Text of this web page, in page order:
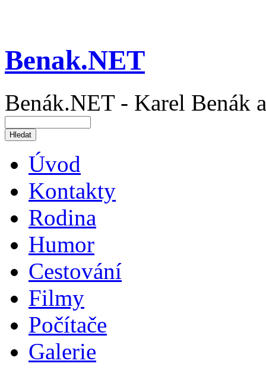
Benak.NET
Benák.NET - Karel Benák
Úvod
Kontakty
Rodina
Humor
Cestování
Filmy
Počítače
Galerie